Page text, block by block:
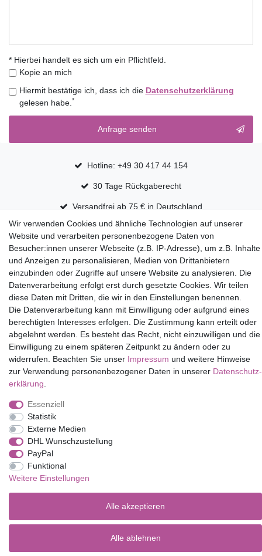
* Hierbei handelt es sich um ein Pflichtfeld.
Kopie an mich
Hiermit bestätige ich, dass ich die Daten­schutz­erklärung
gelesen habe.*
Anfrage senden
Hotline: +49 30 417 44 154
30 Tage Rückgaberecht
Versandfrei ab 75 € in Deutschland
Top Marken
Eduplay
Folia Bringmann
Shop
Mein Konto
Service
Versandkosten
Impressum
Barrierefreiheitserklärung
© Copyright 2026 | Alle Rechte vorbehalten.
Wir verwenden Cookies und ähnliche Technologien auf unserer
Website und verarbeiten personenbezogene Daten von
Besucher:innen unserer Webseite (z.B. IP-Adresse), um z.B. Inhalte
und Anzeigen zu personalisieren, Medien von Drittanbietern
einzubinden oder Zugriffe auf unsere Website zu analysieren. Die
Datenverarbeitung erfolgt erst durch gesetzte Cookies. Wir teilen
diese Daten mit Dritten, die wir in den Einstellungen benennen.
Die Datenverarbeitung kann mit Einwilligung oder aufgrund eines
berechtigten Interesses erfolgen. Die Zustimmung kann erteilt oder
abgelehnt werden. Es besteht das Recht, nicht einzuwilligen und die
Einwilligung zu einem späteren Zeitpunkt zu ändern oder zu
widerrufen. Beachten Sie unser Impressum und weitere Hinweise
zur Verwendung personenbezogener Daten in unserer Daten­schutz­
erklärung
Essenziell
Statistik
Externe Medien
DHL Wunschzustellung
PayPal
Funktional
Weitere Einstellungen
Alle akzeptieren
Alle ablehnen